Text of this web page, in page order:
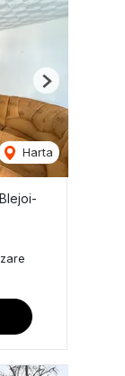
Harta
Next